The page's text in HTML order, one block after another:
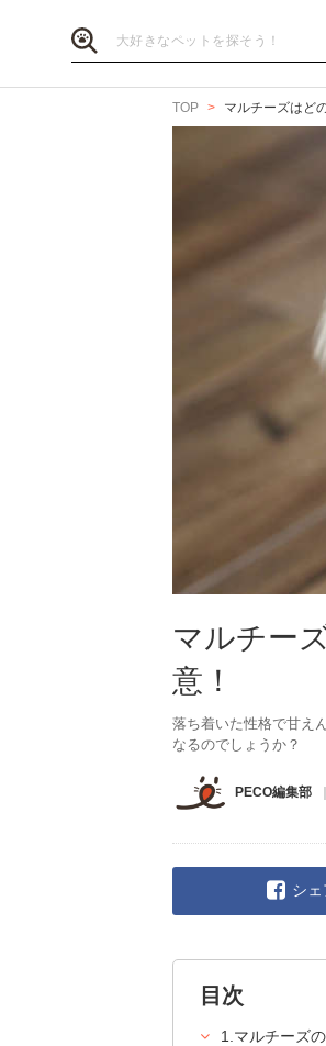
TOP マルチーズはど
マルチー
意！
落ち着いた性格で甘え
なるのでしょうか？
PECO編集部
シェ
目次
1.マルチーズ